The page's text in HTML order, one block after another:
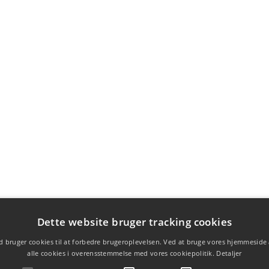
Dette website bruger tracking cookies
bruger cookies til at forbedre brugeroplevelsen. Ved at bruge vores hjemmeside
alle cookies i overensstemmelse med vores cookiepolitik. Detaljer